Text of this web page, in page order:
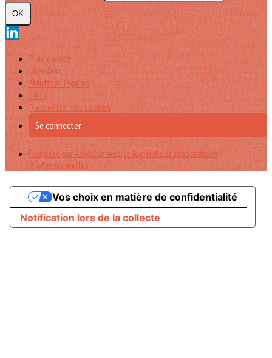
OK
Plan du site
Licences
Mentions légales
CGUV
Paramétrer vos cookies
Se connecter
Propulsé par AssoConnect, le logiciel des associations
Professionnelles
Notification lors de la collecte
Vos choix en matière de confidentialité